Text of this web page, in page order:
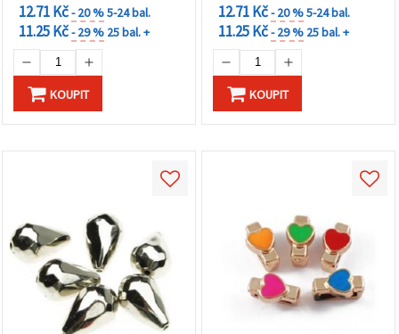
12.71 Kč- 20 %5-24 bal.
11.25 Kč- 29 % 25 bal. +
KOUPIT
12.71 Kč- 20 %5-24 bal.
11.25 Kč- 29 % 25 bal. +
KOUPIT